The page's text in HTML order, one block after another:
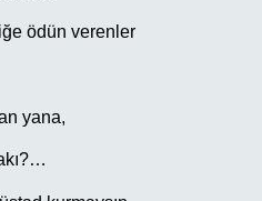
ödün verenler
yana,